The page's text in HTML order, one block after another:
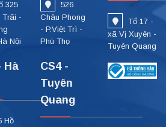
325
Trãi -
Nội
Hà
Hồ
526
Châu Phong
- P.Việt Trì -
Phú Thọ
CS4 -
Tuyên
Quang
Tổ 17 -
xã Vị Xuyên -
Tuyên Quang